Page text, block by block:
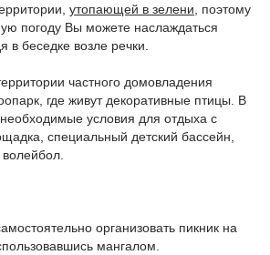
утопающей в зелени, поэтому
погоду Вы можете наслаждаться
в беседке возле речки.
частного домовладения
где живут декоративные птицы. В
условия для отдыха с
специальный детский бассейн,
организовать пикник на
мангалом.